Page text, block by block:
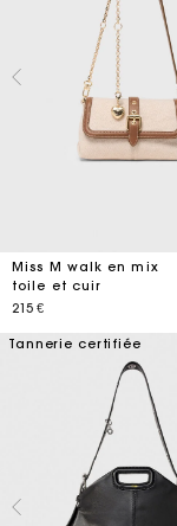
Miss M walk en mix
toile et cuir
215 €
Tannerie certifiée